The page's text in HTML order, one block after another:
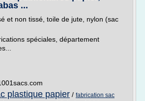
...
et non tissé, toile de jute, nylon (sac
spéciales, département
plastique papier / fabrication sac